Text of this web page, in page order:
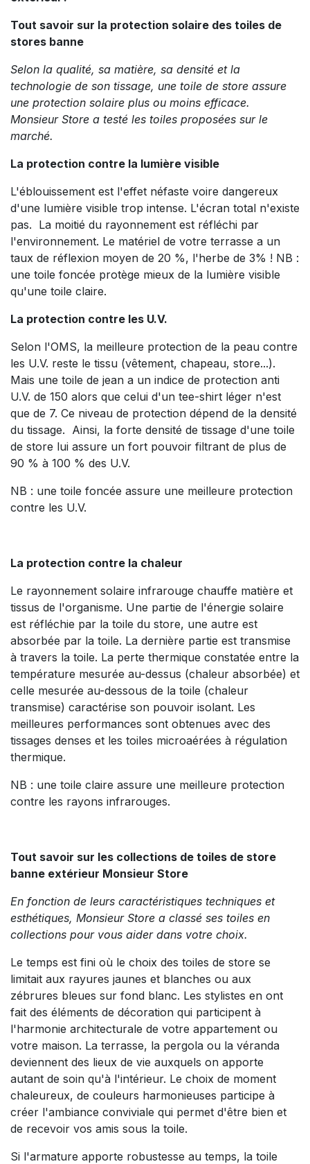
Tout savoir sur la protection solaire des toiles de
stores banne
Selon la qualité, sa matière, sa densité et la
technologie de son tissage, une toile de store assure
une protection solaire plus ou moins efficace.
Monsieur Store a testé les toiles proposées sur le
marché.
La protection contre la lumière visible
L'éblouissement est l'effet néfaste voire dangereux
d'une lumière visible trop intense. L'écran total n'existe
pas. La moitié du rayonnement est réfléchi par
l'environnement. Le matériel de votre terrasse a un
taux de réflexion moyen de 20 %, l'herbe de 3% ! NB :
une toile foncée protège mieux de la lumière visible
qu'une toile claire.
La protection contre les U.V.
Selon l'OMS, la meilleure protection de la peau contre
les U.V. reste le tissu (vêtement, chapeau, store...).
Mais une toile de jean a un indice de protection anti
U.V. de 150 alors que celui d'un tee-shirt léger n'est
que de 7. Ce niveau de protection dépend de la densité
du tissage. Ainsi, la forte densité de tissage d'une toile
de store lui assure un fort pouvoir filtrant de plus de
90 % à 100 % des U.V.
NB : une toile foncée assure une meilleure protection
contre les U.V.
La protection contre la chaleur
Le rayonnement solaire infrarouge chauffe matière et
tissus de l'organisme. Une partie de l'énergie solaire
est réfléchie par la toile du store, une autre est
absorbée par la toile. La dernière partie est transmise
à travers la toile. La perte thermique constatée entre la
température mesurée au-dessus (chaleur absorbée) et
celle mesurée au-dessous de la toile (chaleur
transmise) caractérise son pouvoir isolant. Les
meilleures performances sont obtenues avec des
tissages denses et les toiles microaérées à régulation
thermique.
NB : une toile claire assure une meilleure protection
contre les rayons infrarouges.
Tout savoir sur les collections de toiles de store
banne extérieur Monsieur Store
En fonction de leurs caractéristiques techniques et
esthétiques, Monsieur Store a classé ses toiles en
collections pour vous aider dans votre choix.
Le temps est fini où le choix des toiles de store se
limitait aux rayures jaunes et blanches ou aux
zébrures bleues sur fond blanc. Les stylistes en ont
fait des éléments de décoration qui participent à
l'harmonie architecturale de votre appartement ou
votre maison. La terrasse, la pergola ou la véranda
deviennent des lieux de vie auxquels on apporte
autant de soin qu'à l'intérieur. Le choix de moment
chaleureux, de couleurs harmonieuses participe à
créer l'ambiance conviviale qui permet d'être bien et
de recevoir vos amis sous la toile.
Si l'armature apporte robustesse au temps, la toile